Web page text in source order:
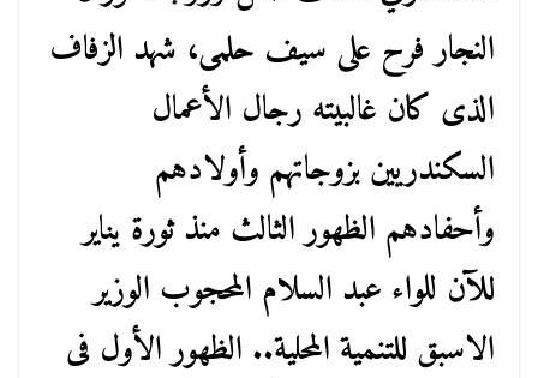
النجار فرح على سيف حلمى، شهد الزفاف
الذى كان غالبيته رجال الأعمال
السكندريين بزوجاتهم وأولادهم
وأحفادهم الظهور الثالث منذ ثورة يناير
للآن للواء عبد السلام المحجوب الوزير
الاسبق للتنمية المحلية.. الظهور الأول فى